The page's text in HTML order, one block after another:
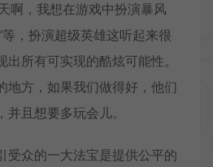
啊，我想在游戏中扮演暴风
等，扮演超级英雄这听起来很
所有可实现的酷炫可能性。
地方，如果我们做得好，他们
且想要多玩会儿。
受众的一大法宝是提供公平的